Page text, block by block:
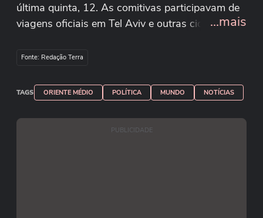
última quinta, 12. As comitivas participavam de
viagens oficiais em Tel Aviv e outras cidades
municípios de seis estados brasileiros. Os
agravamento da crise envolvendo Israel e Irã.
Reprodução/johnnymayconoficial/Instagram
Reprodução/cicerolucena/Instagram
Reprodução/alvarodamiao/Instagram
...mais
Fonte: Redação Terra
TAGS ORIENTE MÉDIO POLÍTICA MUNDO NOTÍCIAS
PUBLICIDADE